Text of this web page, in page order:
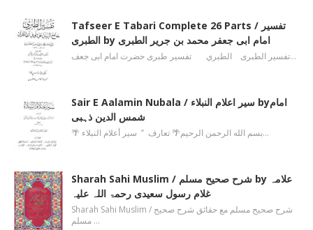
Tafseer E Tabari Complete 26 Parts / تفسیر
الطبری by امام ابی جعفر محمد بن جریر الطبری
تفسیر الطبری الطبري تفسیر طبری حضرت امام ابی جعف…
Sair E Aalamin Nubala / سیر اعلام النبلاء byامام
شمس الدین ذہبی
🌴 بسم الله الرحمن الرحیم🌴 تعارف ’’ سیر أعلام النبلاء…
Sharah Sahi Muslim / شرح صحیح مسلم by علامہ
غلام رسول سعیدی رحمۃ اللہ علیہ
Sharah Sahi Muslim / شرح صحیح مسلم مع حقائق شرح صحیح
مسلم …